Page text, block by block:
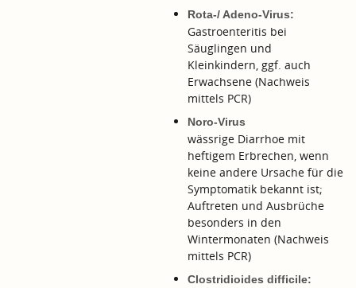
Rota-/ Adeno-Virus:
Gastroenteritis bei
Säuglingen und
Kleinkindern, ggf. auch
Erwachsene (Nachweis
mittels PCR)
Noro-Virus
wässrige Diarrhoe mit
heftigem Erbrechen, wenn
keine andere Ursache für die
Symptomatik bekannt ist;
Auftreten und Ausbrüche
besonders in den
Wintermonaten (Nachweis
mittels PCR)
Clostridioides difficile: